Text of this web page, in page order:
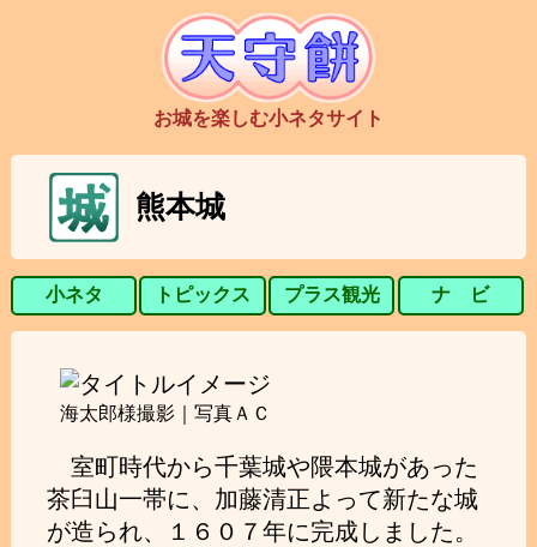
お城を楽しむ小ネタサイト
熊本城
小ネタ トピックス プラス観光 ナ ビ
海太郎様撮影｜写真ＡＣ
室町時代から千葉城や隈本城があった
茶臼山一帯に、加藤清正よって新たな城
が造られ、１６０７年に完成しました。